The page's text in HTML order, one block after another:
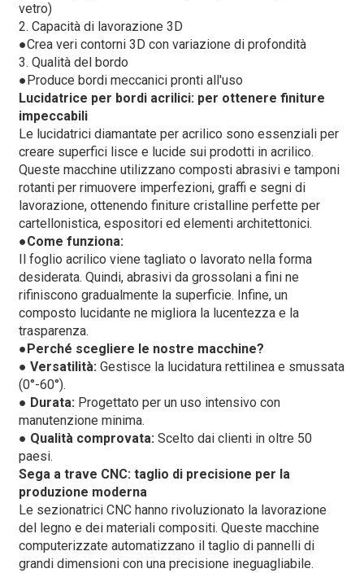
vetro)
2. Capacità di lavorazione 3D
●Crea veri contorni 3D con variazione di profondità
3. Qualità del bordo
● Produce bordi meccanici pronti all'uso
Lucidatrice per bordi acrilici: per ottenere finiture
impeccabili
Le lucidatrici diamantate per acrilico sono essenziali per
creare superfici lisce e lucide sui prodotti in acrilico.
Queste macchine utilizzano composti abrasivi e tamponi
rotanti per rimuovere imperfezioni, graffi e segni di
lavorazione, ottenendo finiture cristalline perfette per
cartellonistica, espositori ed elementi architettonici.
●Come funziona:
Il foglio acrilico viene tagliato o lavorato nella forma
desiderata. Quindi, abrasivi da grossolani a fini ne
rifiniscono gradualmente la superficie. Infine, un
composto lucidante ne migliora la lucentezza e la
trasparenza.
● Perché scegliere le nostre macchine?
● Versatilità:Gestisce la lucidatura rettilinea e smussata
(0°-60°).
● Durata: Progettato per un uso intensivo con
manutenzione minima.
● Qualità comprovata: Scelto dai clienti in oltre 50
paesi.
Sega a trave CNC: taglio di precisione per la
produzione moderna
Le sezionatrici CNC hanno rivoluzionato la lavorazione
del legno e dei materiali compositi. Queste macchine
computerizzate automatizzano il taglio di pannelli di
grandi dimensioni con una precisione ineguagliabile.